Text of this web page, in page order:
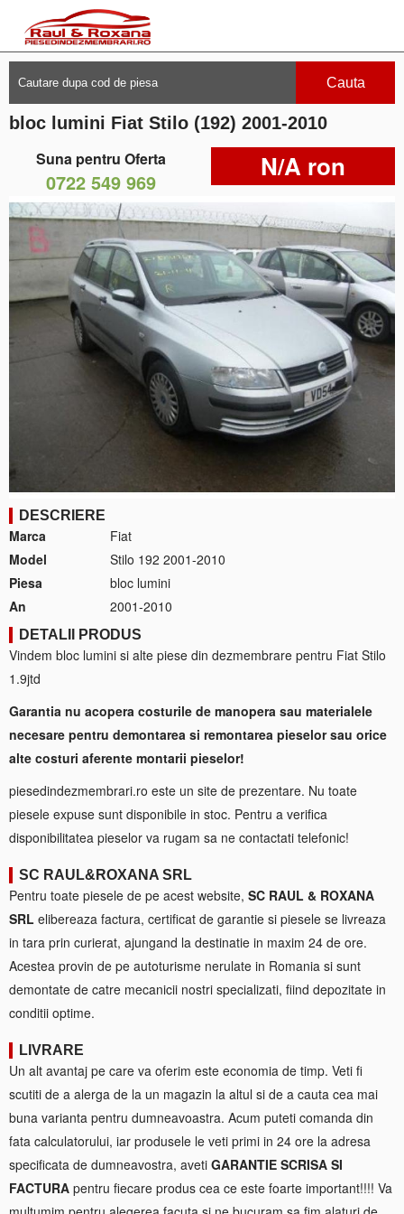
Cauta
bloc lumini Fiat Stilo (192) 2001-2010
Suna pentru Oferta
0722 549 969 N/A ron
DESCRIERE
Marca
Fiat
Model
Stilo 192 2001-2010
Piesa
bloc lumini
An
2001-2010
DETALII PRODUS
Vindem bloc lumini si alte piese din dezmembrare pentru Fiat Stilo
1.9jtd
Garantia nu acopera costurile de manopera sau materialele
necesare pentru demontarea si remontarea pieselor sau orice
alte costuri aferente montarii pieselor!
piesedindezmembrari.ro este un site de prezentare. Nu toate
piesele expuse sunt disponibile in stoc. Pentru a verifica
disponibilitatea pieselor va rugam sa ne contactati telefonic!
SC RAUL&ROXANA SRL
Pentru toate piesele de pe acest website, SC RAUL & ROXANA
SRL elibereaza factura, certificat de garantie si piesele se livreaza
in tara prin curierat, ajungand la destinatie in maxim 24 de ore.
Acestea provin de pe autoturisme nerulate in Romania si sunt
demontate de catre mecanicii nostri specializati, fiind depozitate in
conditii optime.
LIVRARE
Un alt avantaj pe care va oferim este economia de timp. Veti fi
scutiti de a alerga de la un magazin la altul si de a cauta cea mai
buna varianta pentru dumneavoastra. Acum puteti comanda din
fata calculatorului, iar produsele le veti primi in 24 ore la adresa
specificata de dumneavostra, aveti GARANTIE SCRISA SI
FACTURA pentru fiecare produs cea ce este foarte important!!!! Va